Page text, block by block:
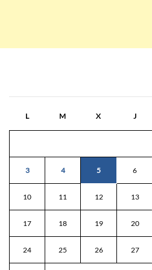
L M X J
3 4 5 6
10 11 12 13
17 18 19 20
24 25 26 27